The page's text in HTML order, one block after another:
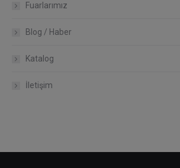
Fuarlarımız
Blog / Haber
Katalog
İletişim